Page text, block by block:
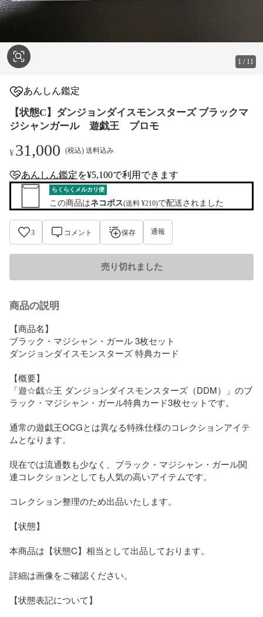
1 / 11
あんしん鑑定
【状態C】ダンジョンダイスモンスターズ ブラックマ
ジシャンガール 遊戯王 プロモ
¥31,000 (税込) 送料込み
anshin-appraisal-tag
あんしん鑑定を¥5,100で利用できます
らくらくメルカリ便
この商品はネコポス(送料 ¥210)で配送されました
3 コメント 保存 通報
売り切れました
商品の説明
【商品名】
ブラック・マジシャン・ガール 3枚セット
ダンジョンダイスモンスターズ 特典カード
【概要】
「遊☆戯☆王 ダンジョンダイスモンスターズ（DDM）」のブ
ラック・マジシャン・ガール特典カード3枚セットです。
通常の遊戯王OCGとは異なる特殊仕様のコレクションアイテ
ムとなります。
現在では流通数も少なく、ブラック・マジシャン・ガール関
連コレクションとしても人気の高いアイテムです。
コレクション整理のため出品いたします。
【状態】
本商品は【状態C】相当として出品しております。
詳細は画像をご確認ください。
【状態表記について】